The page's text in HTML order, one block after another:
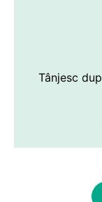
Tânjesc